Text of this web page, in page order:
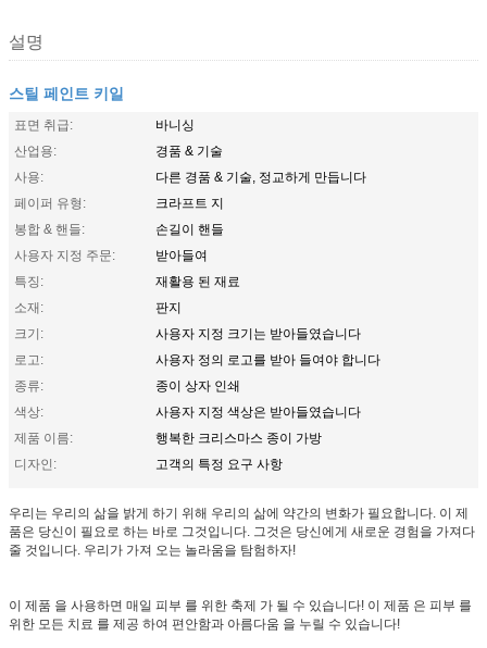
설명
스틸 페인트 키일
표면 취급:
바니싱
산업용:
경품 & 기술
사용:
다른 경품 & 기술, 정교하게 만듭니다
페이퍼 유형:
크라프트 지
봉합 & 핸들:
손길이 핸들
사용자 지정 주문:
받아들여
특징:
재활용 된 재료
소재:
판지
크기:
사용자 지정 크기는 받아들였습니다
로고:
사용자 정의 로고를 받아 들여야 합니다
종류:
종이 상자 인쇄
색상:
사용자 지정 색상은 받아들였습니다
제품 이름:
행복한 크리스마스 종이 가방
디자인:
고객의 특정 요구 사항
우리는 우리의 삶을 밝게 하기 위해 우리의 삶에 약간의 변화가 필요합니다. 이 제
품은 당신이 필요로 하는 바로 그것입니다. 그것은 당신에게 새로운 경험을 가져다
줄 것입니다. 우리가 가져 오는 놀라움을 탐험하자!
이 제품 을 사용하면 매일 피부 를 위한 축제 가 될 수 있습니다! 이 제품 은 피부 를
위한 모든 치료 를 제공 하여 편안함과 아름다움 을 누릴 수 있습니다!